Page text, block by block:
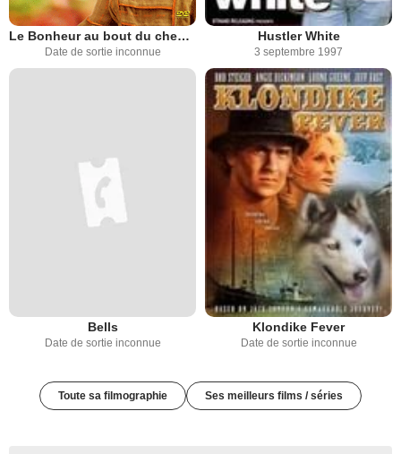
Le Bonheur au bout du chemin III
Date de sortie inconnue
Hustler White
3 septembre 1997
Bells
Date de sortie inconnue
Klondike Fever
Date de sortie inconnue
Toute sa filmographie Ses meilleurs films / séries